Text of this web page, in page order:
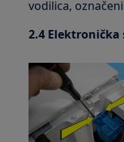
vodilica,
2.4